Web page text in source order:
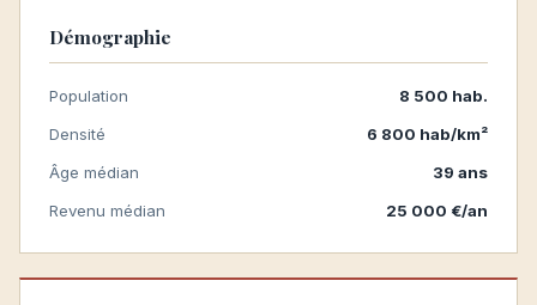
Démographie
Population
8 500 hab.
Densité
6 800 hab/km²
Âge médian
39 ans
Revenu médian
25 000 €/an